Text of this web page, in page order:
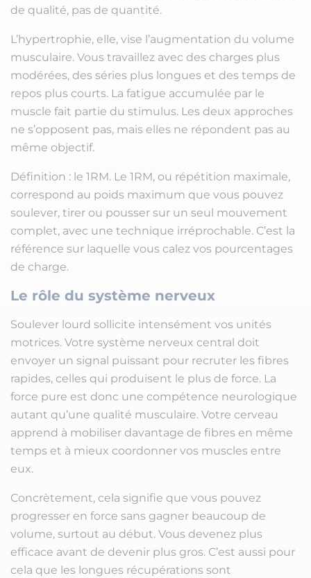
de qualité, pas de quantité.
L’hypertrophie, elle, vise l’augmentation du volume
musculaire. Vous travaillez avec des charges plus
modérées, des séries plus longues et des temps de
repos plus courts. La fatigue accumulée par le
muscle fait partie du stimulus. Les deux approches
ne s’opposent pas, mais elles ne répondent pas au
même objectif.
Définition : le 1RM. Le 1RM, ou répétition maximale,
correspond au poids maximum que vous pouvez
soulever, tirer ou pousser sur un seul mouvement
complet, avec une technique irréprochable. C’est la
référence sur laquelle vous calez vos pourcentages
de charge.
Le rôle du système nerveux
Soulever lourd sollicite intensément vos unités
motrices. Votre système nerveux central doit
envoyer un signal puissant pour recruter les fibres
rapides, celles qui produisent le plus de force. La
force pure est donc une compétence neurologique
autant qu’une qualité musculaire. Votre cerveau
apprend à mobiliser davantage de fibres en même
temps et à mieux coordonner vos muscles entre
eux.
Concrètement, cela signifie que vous pouvez
progresser en force sans gagner beaucoup de
volume, surtout au début. Vous devenez plus
efficace avant de devenir plus gros. C’est aussi pour
cela que les longues récupérations sont